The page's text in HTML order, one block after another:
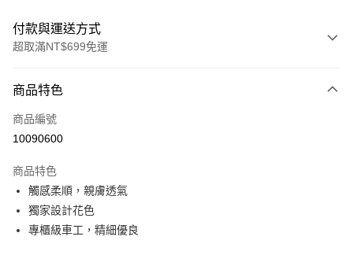
付款與運送方式
超取滿NT$699免運
信用卡一次付款
信用卡分期付款
合作金庫商業銀行
華南商業銀行
上海商業儲蓄銀行
國泰世華商業銀行
超商取貨付款
LINE Pay
商品特色
商品編號
10090600
商品特色
觸感柔順，親膚透氣
獨家設計花色
專櫃級車工，精細優良